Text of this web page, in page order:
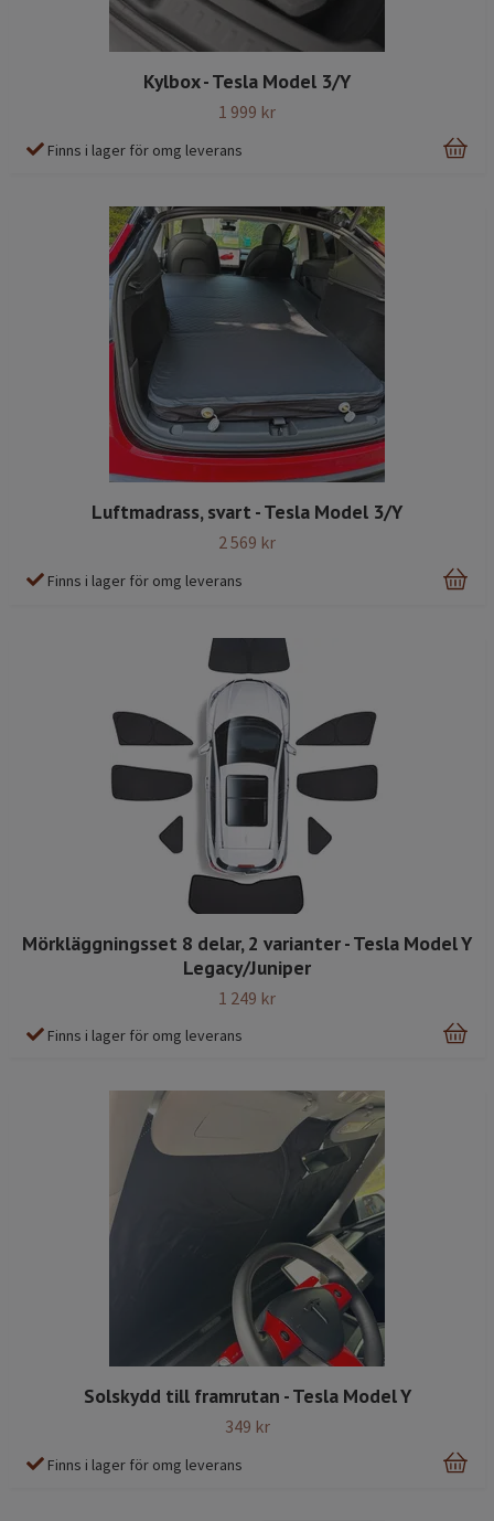
Kylbox - Tesla Model 3/Y
1 999 kr
Finns i lager för omg leverans
Luftmadrass, svart - Tesla Model 3/Y
2 569 kr
Finns i lager för omg leverans
Mörkläggningsset 8 delar, 2 varianter - Tesla Model Y
Legacy/Juniper
1 249 kr
Finns i lager för omg leverans
Solskydd till framrutan - Tesla Model Y
349 kr
Finns i lager för omg leverans